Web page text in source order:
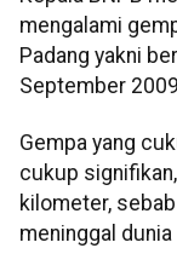
mengalami
Padang yakni
September
Gempa yang
cukup
kilometer,
meninggal